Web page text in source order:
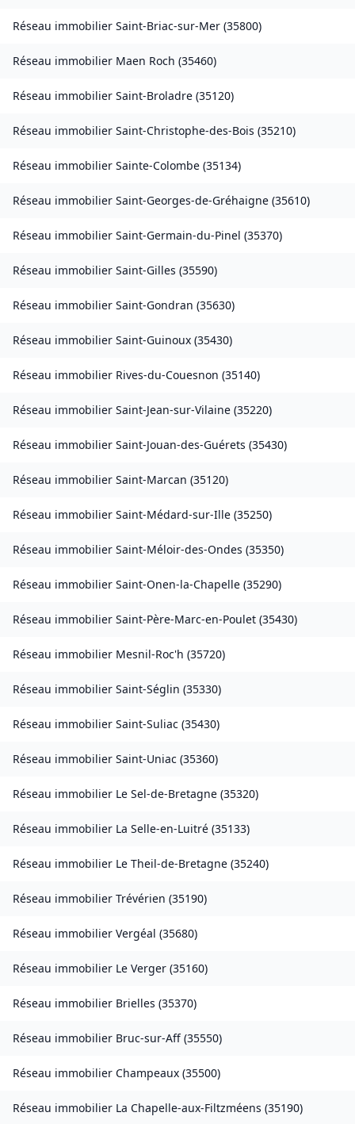
Réseau immobilier Saint-Briac-sur-Mer (35800)
Réseau immobilier Maen Roch (35460)
Réseau immobilier Saint-Broladre (35120)
Réseau immobilier Saint-Christophe-des-Bois (35210)
Réseau immobilier Sainte-Colombe (35134)
Réseau immobilier Saint-Georges-de-Gréhaigne (35610)
Réseau immobilier Saint-Germain-du-Pinel (35370)
Réseau immobilier Saint-Gilles (35590)
Réseau immobilier Saint-Gondran (35630)
Réseau immobilier Saint-Guinoux (35430)
Réseau immobilier Rives-du-Couesnon (35140)
Réseau immobilier Saint-Jean-sur-Vilaine (35220)
Réseau immobilier Saint-Jouan-des-Guérets (35430)
Réseau immobilier Saint-Marcan (35120)
Réseau immobilier Saint-Médard-sur-Ille (35250)
Réseau immobilier Saint-Méloir-des-Ondes (35350)
Réseau immobilier Saint-Onen-la-Chapelle (35290)
Réseau immobilier Saint-Père-Marc-en-Poulet (35430)
Réseau immobilier Mesnil-Roc'h (35720)
Réseau immobilier Saint-Séglin (35330)
Réseau immobilier Saint-Suliac (35430)
Réseau immobilier Saint-Uniac (35360)
Réseau immobilier Le Sel-de-Bretagne (35320)
Réseau immobilier La Selle-en-Luitré (35133)
Réseau immobilier Le Theil-de-Bretagne (35240)
Réseau immobilier Trévérien (35190)
Réseau immobilier Vergéal (35680)
Réseau immobilier Le Verger (35160)
Réseau immobilier Brielles (35370)
Réseau immobilier Bruc-sur-Aff (35550)
Réseau immobilier Champeaux (35500)
Réseau immobilier La Chapelle-aux-Filtzméens (35190)